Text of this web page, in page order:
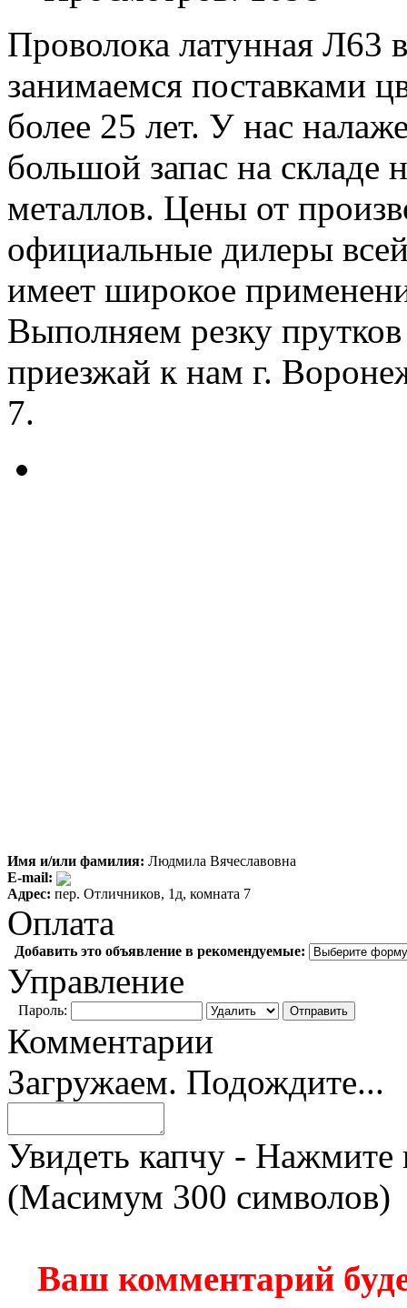
Проволока латунная
занимаемся поставками
более 25 лет. У нас
большой запас на складе
металлов. Цены от
официальные дилеры
имеет широкое
Выполняем резку
приезжай к нам г.
7.
Имя и/или фамилия: Людмила Вячеславовна
E-mail:
Адрес: пер. Отличников, 1д, комната 7
Оплата
Добавить это объявление в рекомендуемые:
Управление
Пароль:
Комментарии
Загружаем. Подождите...
Увидеть капчу - Нажмите
(Масимум 300 символов)
Ваш комментарий